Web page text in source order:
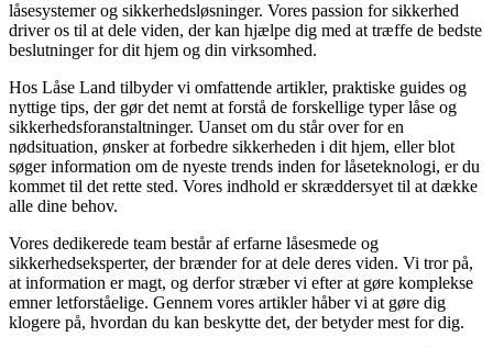
låsesystemer og sikkerhedsløsninger. Vores passion for sikkerhed
driver os til at dele viden, der kan hjælpe dig med at træffe de bedste
beslutninger for dit hjem og din virksomhed.
Hos Låse Land tilbyder vi omfattende artikler, praktiske guides og
nyttige tips, der gør det nemt at forstå de forskellige typer låse og
sikkerhedsforanstaltninger. Uanset om du står over for en
nødsituation, ønsker at forbedre sikkerheden i dit hjem, eller blot
søger information om de nyeste trends inden for låseteknologi, er du
kommet til det rette sted. Vores indhold er skræddersyet til at dække
alle dine behov.
Vores dedikerede team består af erfarne låsesmede og
sikkerhedseksperter, der brænder for at dele deres viden. Vi tror på,
at information er magt, og derfor stræber vi efter at gøre komplekse
emner letforståelige. Gennem vores artikler håber vi at gøre dig
klogere på, hvordan du kan beskytte det, der betyder mest for dig.